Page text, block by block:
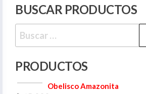
BUSCAR PRODUCTOS
Buscar:
PRODUCTOS
Obelisco Amazonita